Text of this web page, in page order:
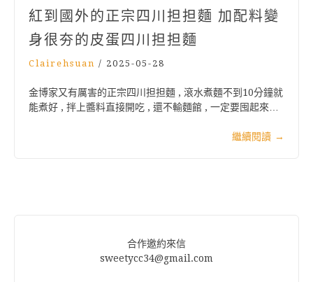
紅到國外的正宗四川担担麵 加配料變
身很夯的皮蛋四川担担麵
Clairehsuan / 2025-05-28
金博家又有厲害的正宗四川担担麵 , 滾水煮麵不到10分鐘就
能煮好 , 拌上醬料直接開吃 , 還不輸麵館 , 一定要囤起來…
繼續閱讀 →
合作邀約來信
sweetycc34@gmail.com